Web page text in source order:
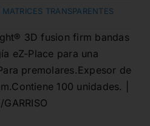
MATRICES TRANSPARENTES
3D fusion firm bandas
eZ-Place para una
premolares.Expesor de
100 unidades. |